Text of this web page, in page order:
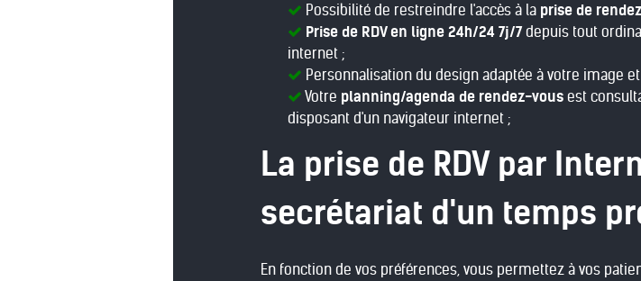
Possibilité de restreindre l'accès à la prise de
Prise de RDV en ligne 24h/24 7j/7depuis tout
internet ;
Personnalisation du design adaptée à votre image
Votre planning/agenda de rendez-vous est
disposant d'un navigateur internet ;
La prise de RDV par
secrétariat d'un temps
En fonction de vos préférences, vous permettez à vos